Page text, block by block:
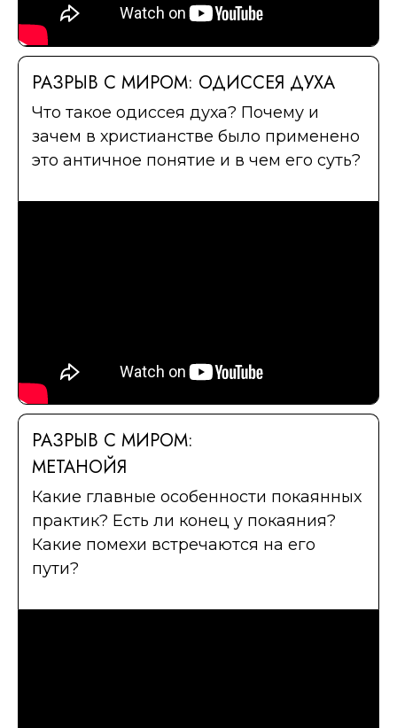
РАЗРЫВ С МИРОМ: ОДИССЕЯ ДУХА
Что такое одиссея духа? Почему и
зачем в христианстве было применено
это античное понятие и в чем его суть?
РАЗРЫВ С МИРОМ:
МЕТАНОЙЯ
Какие главные особенности покаянных
практик? Есть ли конец у покаяния?
Какие помехи встречаются на его
пути?